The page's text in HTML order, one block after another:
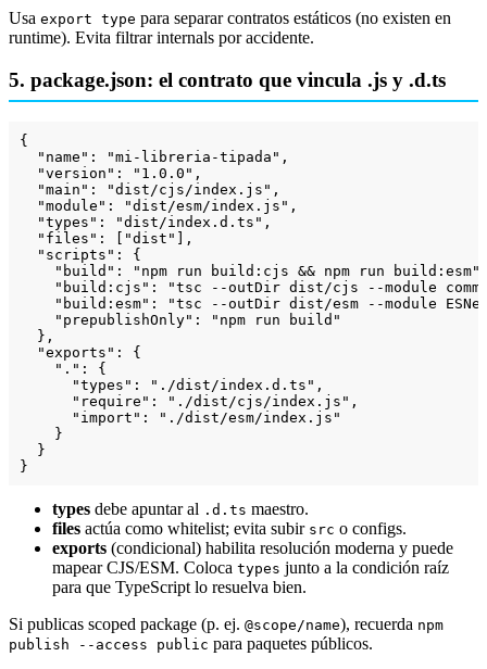
Usa export type para separar contratos estáticos (no existen en
runtime). Evita filtrar internals por accidente.
5. package.json: el contrato que vincula .js y .d.ts
{
"name" : "mi-libreria-tipada" ,
"version" : "1.0.0" ,
"main" : "dist/cjs/index.js" ,
"module" : "dist/esm/index.js" ,
"types" : "dist/index.d.ts" ,
"files" : [ "dist"
],
"scripts" : {
"build" : "npm run build:cjs && npm run build:esm"
"build:cjs" :
"tsc --outDir dist/cjs --module
"build:esm" :
"tsc --outDir dist/esm --module
"prepublishOnly" :
"npm run build"
  },
"exports" : {
"." : {
"types" : "./dist/index.d.ts" ,
"require" : "./dist/cjs/index.js" ,
"import" :
"./dist/esm/index.js"
    }
  }
}
types debe apuntar al .d.ts maestro.
files actúa como whitelist; evita subir src o configs.
exports (condicional) habilita resolución moderna y puede
mapear CJS/ESM. Coloca types junto a la condición raíz
para que TypeScript lo resuelva bien.
Si publicas scoped package (p. ej. @scope/name), recuerda npm
publish --access public para paquetes públicos.